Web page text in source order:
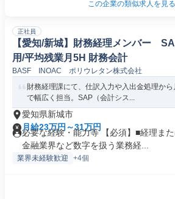
この企業の類似求人を見る
正社員
【愛知/新城】財務経理メンバー
用/平均残業月5H 財務会計
BASF INOAC ポリウレタン株式会社
財務経理課にて、仕訳入力や入出金処理から
で幅広く担当。SAP（会計シス...
愛知県新城市
月給23万円～31万円
必要な経験・能力等 【必須】■経理ま
金融業界など数字を扱う業務経...
業界未経験歓迎 +4個